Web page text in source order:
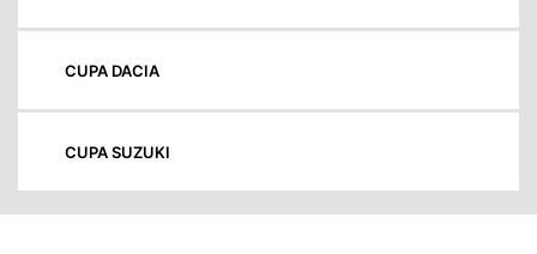
CUPA DACIA
CUPA SUZUKI